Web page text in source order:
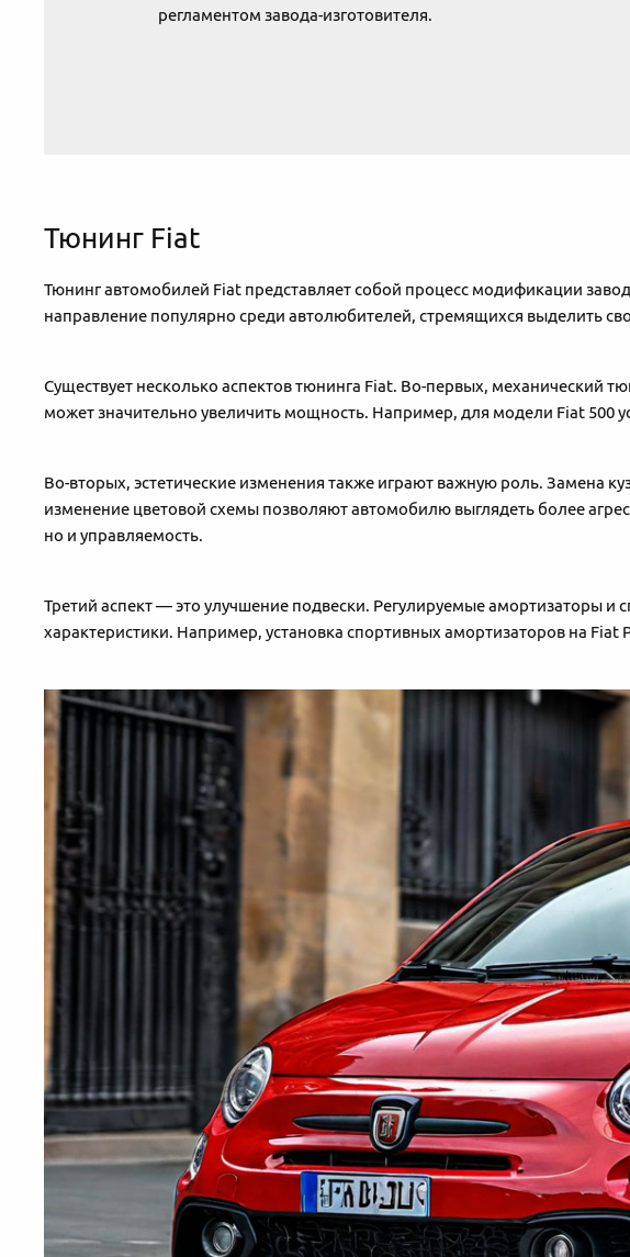
регламентом завода-изготовителя.
Тюнинг Fiat
Тюнинг автомобилей Fiat представляет собой процесс модификации
направление популярно среди автолюбителей, стремящихся выделить
Существует несколько аспектов тюнинга Fiat. Во-первых, механический
может значительно увеличить мощность. Например, для модели Fiat 500
Во-вторых, эстетические изменения также играют важную роль. Замена
изменение цветовой схемы позволяют автомобилю выглядеть более
но и управляемость.
Третий аспект — это улучшение подвески. Регулируемые амортизаторы
характеристики. Например, установка спортивных амортизаторов на Fiat